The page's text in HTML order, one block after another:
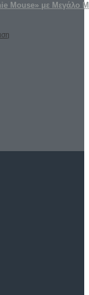
Mouse» με Μεγάλο